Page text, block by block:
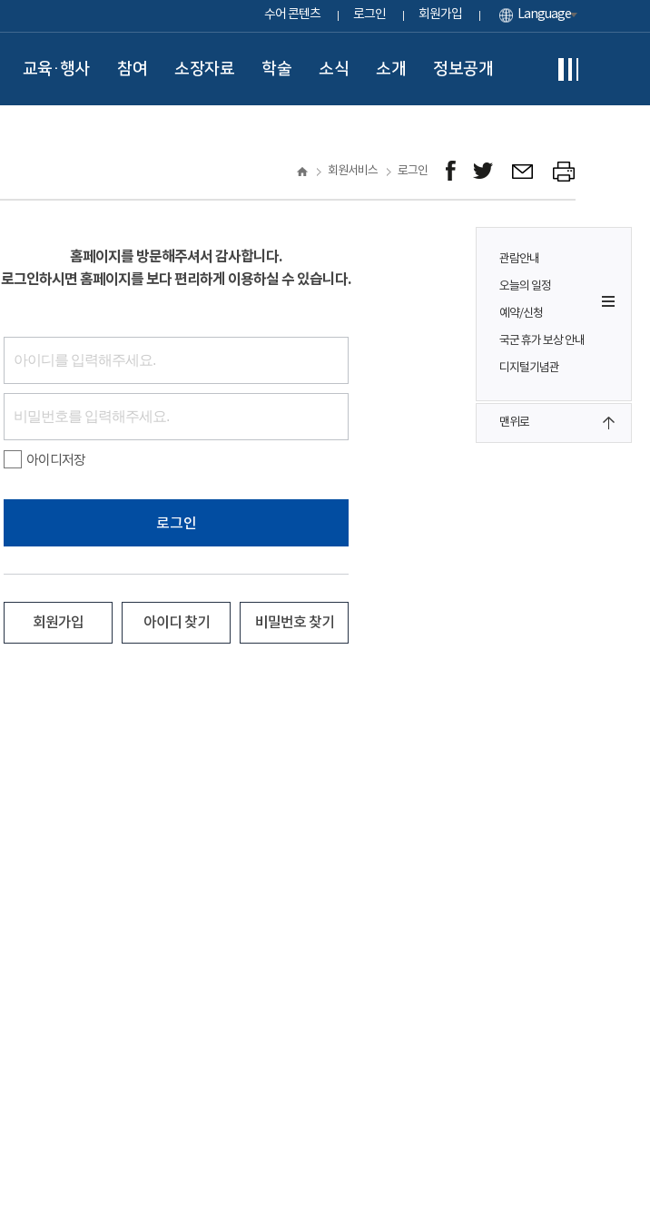
수어 콘텐츠 로그인 회원가입 Language
교육·행사 참여 소장자료 학술 소식 소개 정보공개
관람안내
오늘의 일정
예약/신청
국군 휴가 보상 안내
디지털기념관
맨위로
회원서비스 로그인
홈페이지를 방문해주셔서 감사합니다.
로그인하시면 홈페이지를 보다 편리하게 이용하실 수 있습니다.
아이디저장
로그인
회원가입 아이디 찾기 비밀번호 찾기